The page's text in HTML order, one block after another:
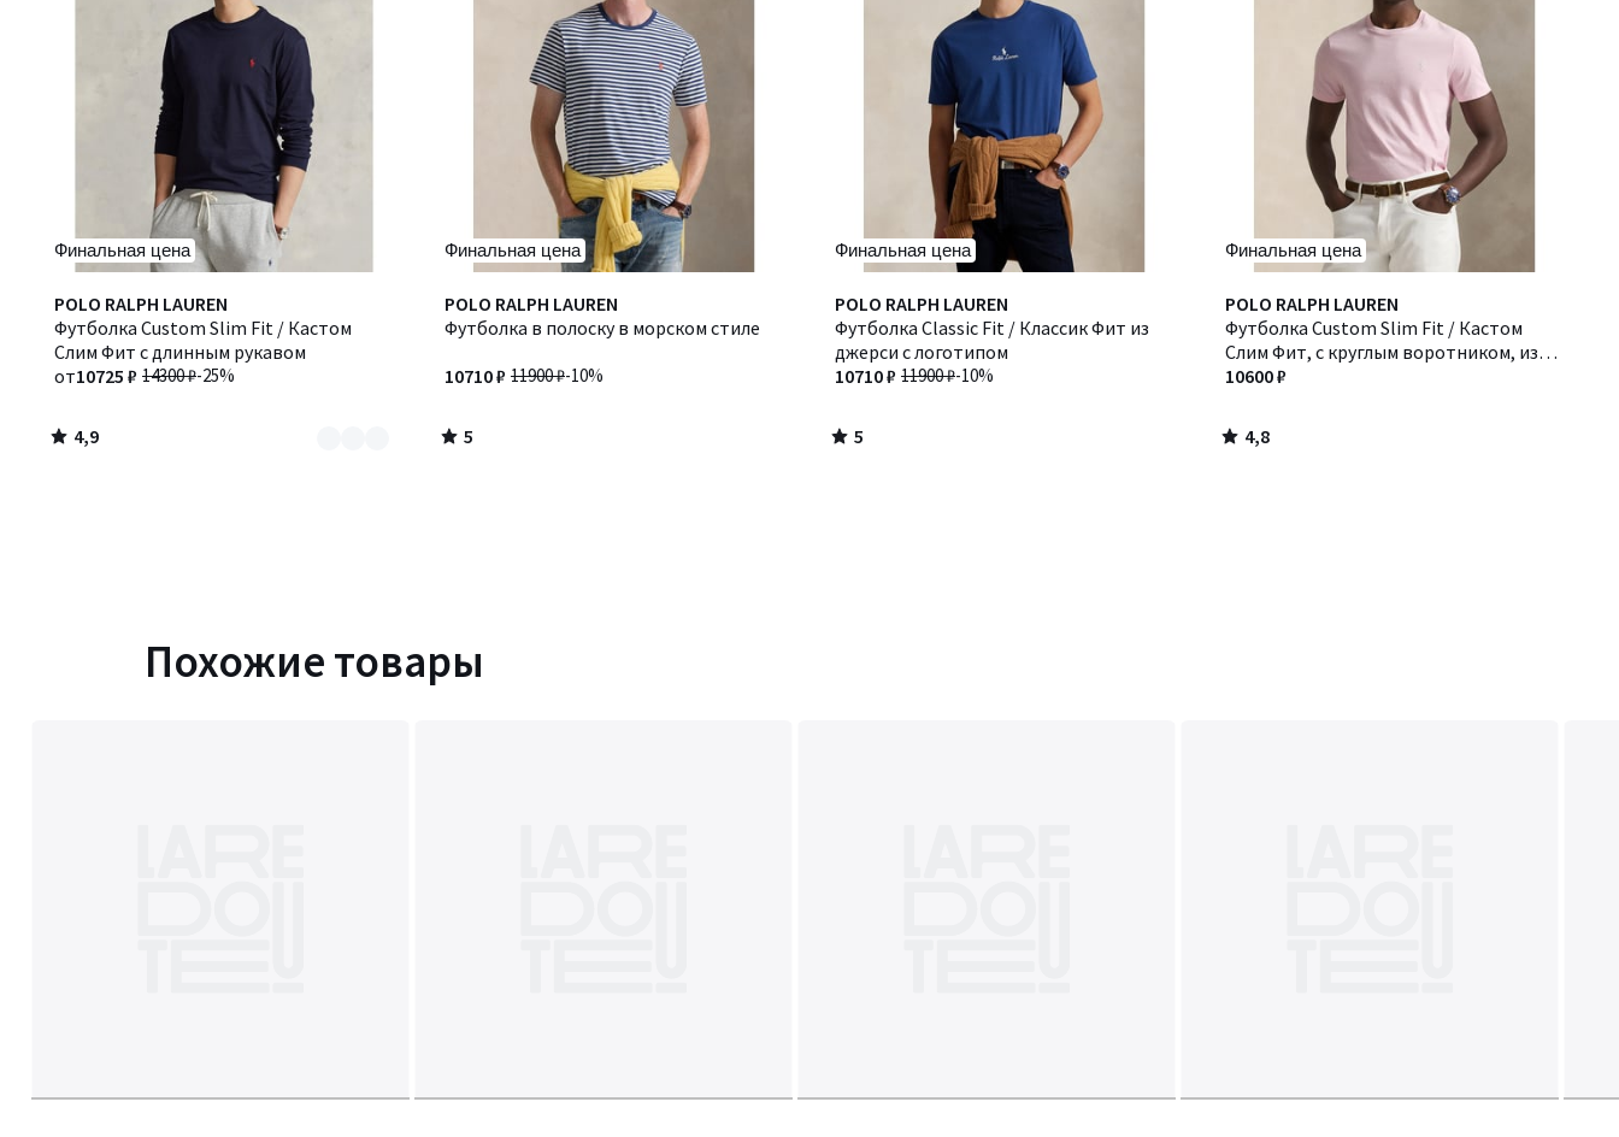
Финальная цена
POLO RALPH LAUREN
Футболка Custom Slim Fit / Кастом
Слим Фит с длинным рукавом
14300 ₽-25%
от10725 ₽
4,9
/ 5
Количество
цветов:
2
4,9
/
Финальная цена
POLO RALPH LAUREN
Футболка в полоску в морском стиле
11900 ₽-10%
10710 ₽
5
/
5
/
Финальная цена
POLO RALPH LAUREN
Футболка Classic Fit / Классик Фит из
джерси с логотипом
11900 ₽-10%
10710 ₽
5
/
5
5
/
Финальная цена
POLO RALPH LAUREN
Футболка Custom Slim Fit / Кастом
Слим Фит, с круглым воротником, из
джерси, крой приталенный
10600 ₽
4,8
/ 5
4,8
/
Похожие товары